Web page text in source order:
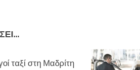
ταξί στη Μαδρίτη